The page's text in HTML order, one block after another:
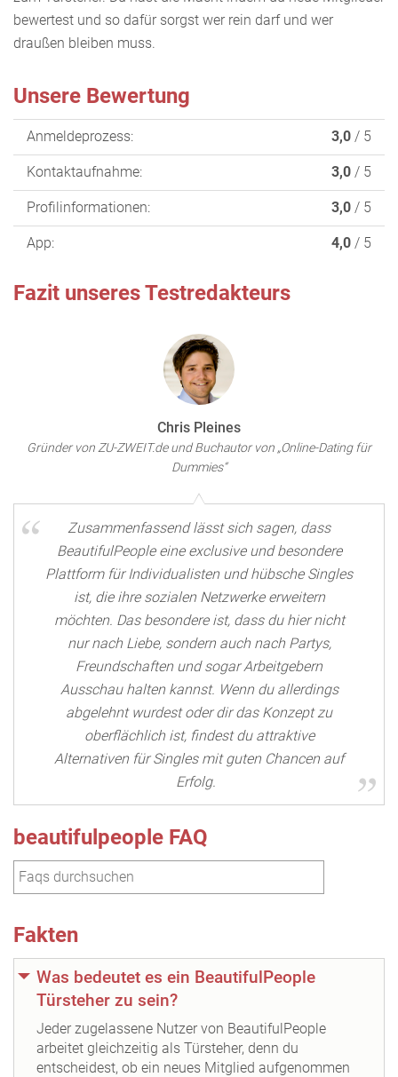
bewertest und so dafür sorgst wer rein darf und wer
draußen bleiben muss.
Unsere Bewertung
Anmeldeprozess: 3,0 / 5
Kontaktaufnahme: 3,0 / 5
Profilinformationen: 3,0 / 5
App: 4,0 / 5
Fazit unseres Testredakteurs
Chris Pleines
Gründer von ZU-ZWEIT.de und Buchautor von „Online-Dating für
Dummies“
Zusammenfassend lässt sich sagen, dass
BeautifulPeople eine exclusive und besondere
Plattform für Individualisten und hübsche Singles
ist, die ihre sozialen Netzwerke erweitern
möchten. Das besondere ist, dass du hier nicht
nur nach Liebe, sondern auch nach Partys,
Freundschaften und sogar Arbeitgebern
Ausschau halten kannst. Wenn du allerdings
abgelehnt wurdest oder dir das Konzept zu
oberflächlich ist, findest du attraktive
Alternativen für Singles mit guten Chancen auf
Erfolg.
beautifulpeople FAQ
Fakten
Was bedeutet es ein BeautifulPeople
Türsteher zu sein?
Jeder zugelassene Nutzer von BeautifulPeople
arbeitet gleichzeitig als Türsteher, denn du
entscheidest, ob ein neues Mitglied aufgenommen